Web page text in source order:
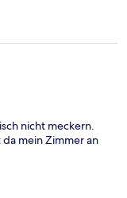
nicht meckern.
mein Zimmer an